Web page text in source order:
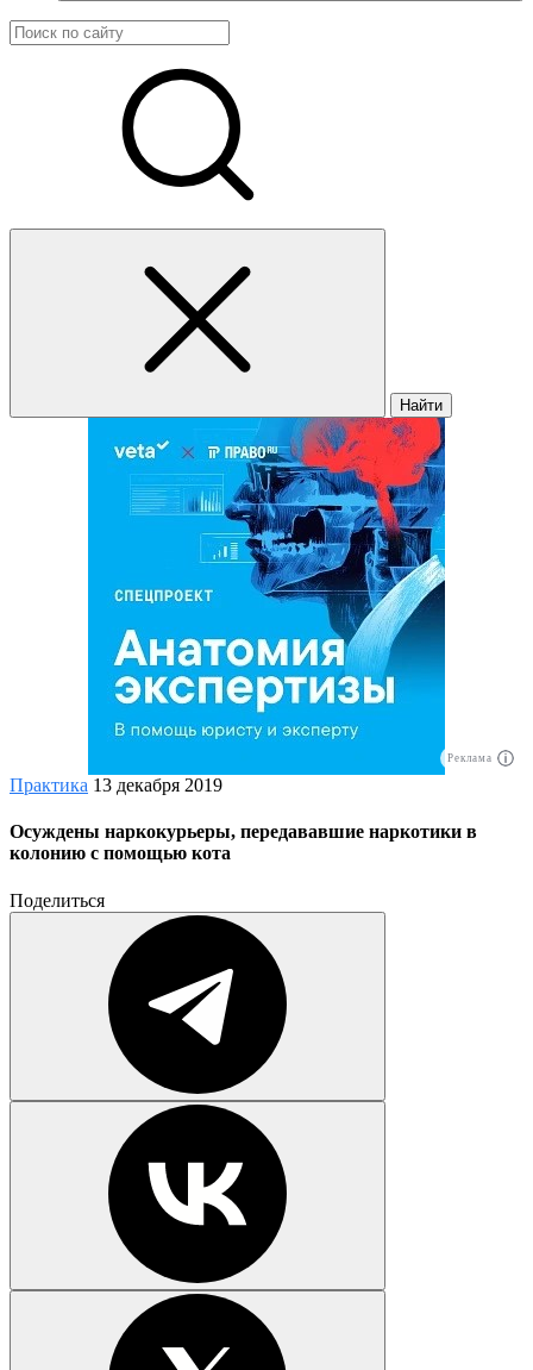
Найти
Реклама
Практика 13 декабря 2019
Осуждены наркокурьеры, передававшие наркотики в
колонию с помощью кота
Поделиться